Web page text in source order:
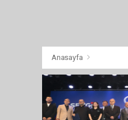
Anasayfa